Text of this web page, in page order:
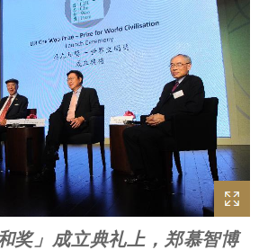
奖」成立典礼上，郑慕智博